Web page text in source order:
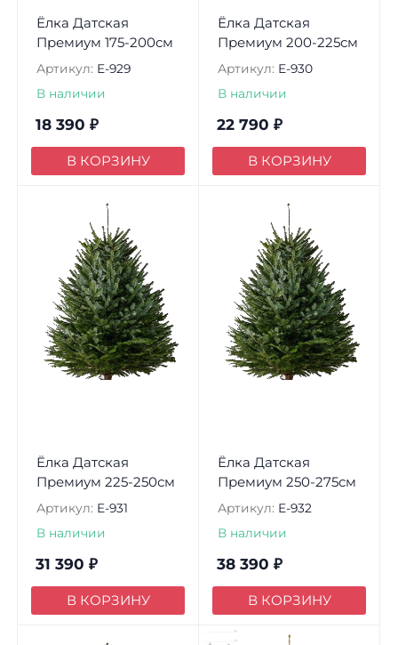
Ёлка Датская
Премиум 175-200см
Артикул: E-929
В наличии
18 390 ₽
В КОРЗИНУ
Ёлка Датская
Премиум 200-225см
Артикул: E-930
В наличии
22 790 ₽
В КОРЗИНУ
Ёлка Датская
Премиум 225-250см
Артикул: E-931
В наличии
31 390 ₽
В КОРЗИНУ
Ёлка Датская
Премиум 250-275см
Артикул: E-932
В наличии
38 390 ₽
В КОРЗИНУ